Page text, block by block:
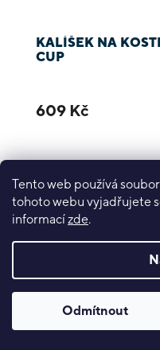
Tento web používá
tohoto webu vyjadřujete
informacízde.
Odmítnout
KALÍŠEK NA
CUP
609 Kč